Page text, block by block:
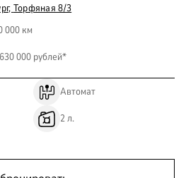
Торфяная 8/3
000 км
000 рублей*
Автомат
2л.